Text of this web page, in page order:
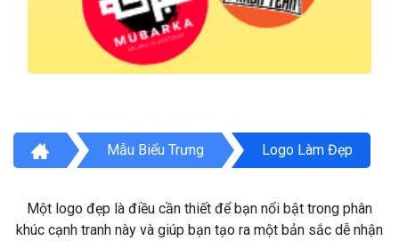
Mẫu Biểu Trưng Logo Làm Đẹp
Một logo đẹp là điều cần thiết để bạn nổi bật trong phân
khúc cạnh tranh này và giúp bạn tạo ra một bản sắc dễ nhận